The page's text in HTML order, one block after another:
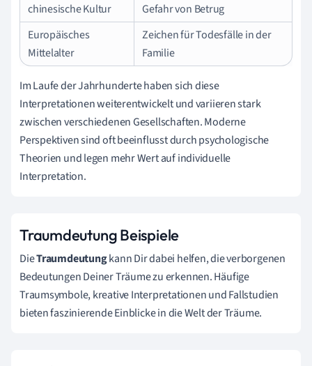
chinesische Kultur
Gefahr von Betrug
Europäisches
Mittelalter
Zeichen für Todesfälle in der
Familie
Im Laufe der Jahrhunderte haben sich diese
Interpretationen weiterentwickelt und variieren stark
zwischen verschiedenen Gesellschaften. Moderne
Perspektiven sind oft beeinflusst durch psychologische
Theorien und legen mehr Wert auf individuelle
Interpretation.
Traumdeutung Beispiele
DieTraumdeutungkann Dir dabei helfen, die verborgenen
Bedeutungen Deiner Träume zu erkennen. Häufige
Traumsymbole, kreative Interpretationen und Fallstudien
bieten faszinierende Einblicke in die Welt der Träume.